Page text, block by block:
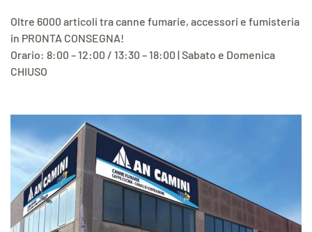
Oltre 6000 articoli tra canne fumarie, accessori e fumisteria
in PRONTA CONSEGNA!
Orario: 8:00 – 12:00 / 13:30 – 18:00 | Sabato e Domenica
CHIUSO